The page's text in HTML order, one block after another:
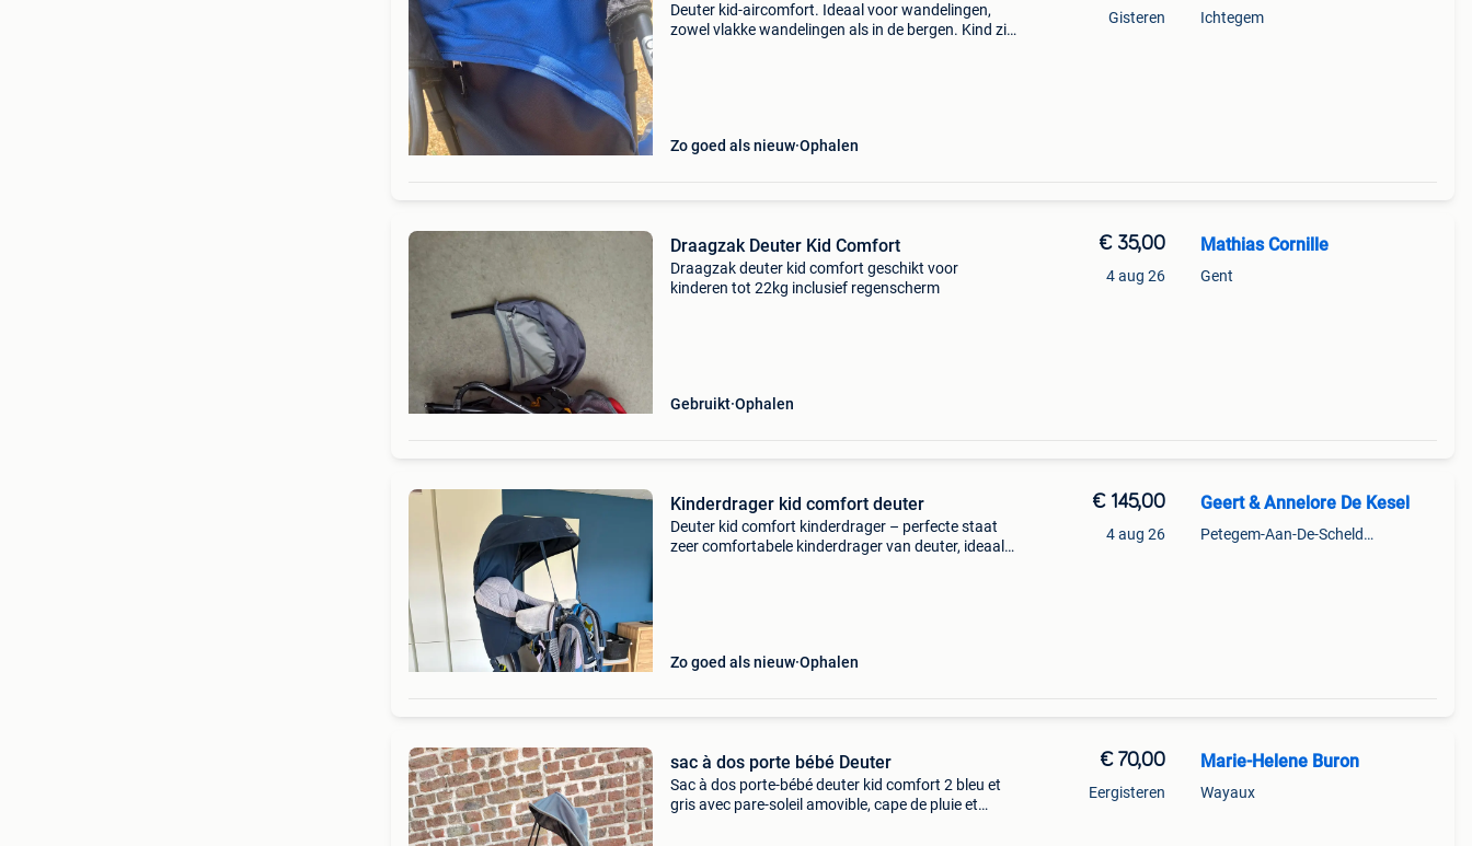
Deuter kid-aircomfort. Ideaal voor wandelingen,
zowel vlakke wandelingen als in de bergen. Kind zit
Zo goed als nieuw Ophalen
Gisteren Ichtegem
Draagzak Deuter Kid Comfort
Draagzak deuter kid comfort geschikt voor
kinderen tot 22kg inclusief regenscherm
Gebruikt Ophalen
€ 35,00
4 aug 26
Mathias Cornille
Gent
Kinderdrager kid comfort deuter
Deuter kid comfort kinderdrager – perfecte staat
zeer comfortabele kinderdrager van deuter, ideaal
Zo goed als nieuw Ophalen
€ 145,00
4 aug 26
Geert & Annelore De Kesel
Petegem-Aan-De-Schelde + Deel Van Oudenaarde
sac à dos porte bébé Deuter
Sac à dos porte-bébé deuter kid comfort 2 bleu et
gris avec pare-soleil amovible, cape de pluie et
€ 70,00
Eergisteren
Marie-Helene Buron
Wayaux